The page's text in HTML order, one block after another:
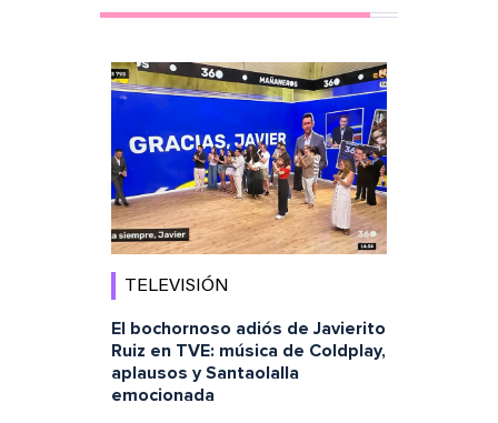
TELEVISIÓN
El bochornoso adiós de Javierito
Ruiz en TVE: música de Coldplay,
aplausos y Santaolalla
emocionada